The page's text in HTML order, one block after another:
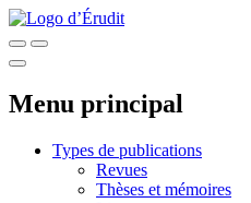
Menu principal
Types de publications
Revues
Thèses et mémoires